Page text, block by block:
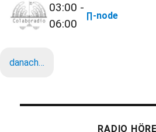
03:00 -
06:00
∏-node
danach…
RADIO